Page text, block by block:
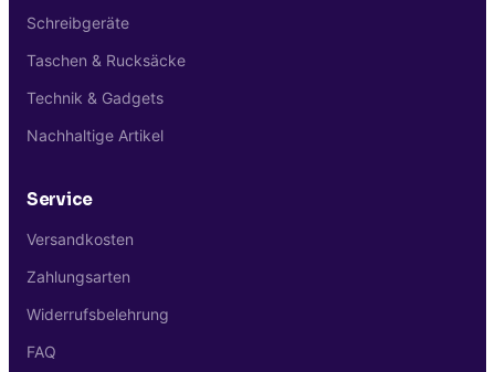
Schreibgeräte
Taschen & Rucksäcke
Technik & Gadgets
Nachhaltige Artikel
Service
Versandkosten
Zahlungsarten
Widerrufsbelehrung
FAQ